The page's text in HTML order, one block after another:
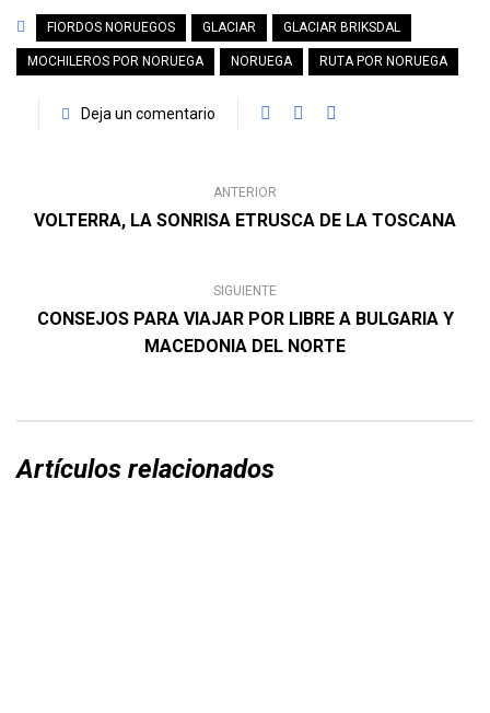
FIORDOS NORUEGOS GLACIAR GLACIAR BRIKSDAL
MOCHILEROS POR NORUEGA NORUEGA RUTA POR NORUEGA
Deja un comentario
ANTERIOR
VOLTERRA, LA SONRISA ETRUSCA DE LA TOSCANA
SIGUIENTE
CONSEJOS PARA VIAJAR POR LIBRE A BULGARIA Y
MACEDONIA DEL NORTE
Artículos relacionados